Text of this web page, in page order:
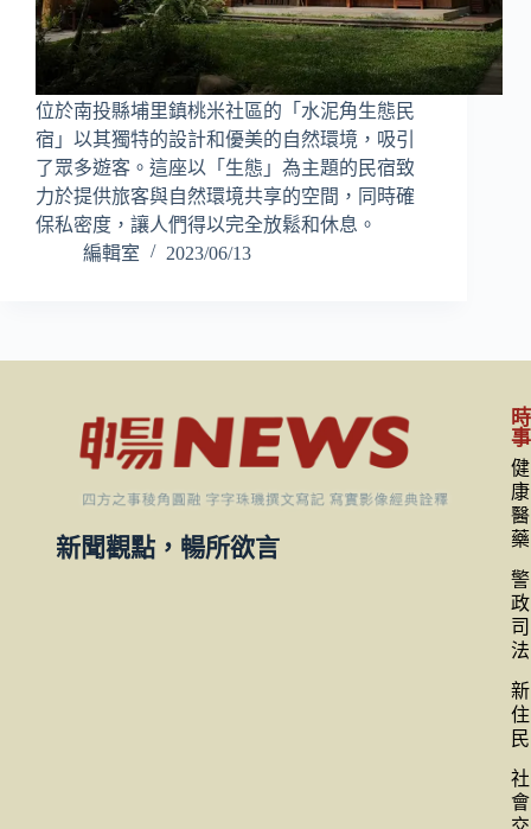
位於南投縣埔里鎮桃米社區的「水泥角生態民
宿」以其獨特的設計和優美的自然環境，吸引
了眾多遊客。這座以「生態」為主題的民宿致
力於提供旅客與自然環境共享的空間，同時確
保私密度，讓人們得以完全放鬆和休息。
編輯室
2023/06/13
新聞觀點，暢所欲言
時
事
健
康
醫
藥
警
政
司
法
新
住
民
社
會